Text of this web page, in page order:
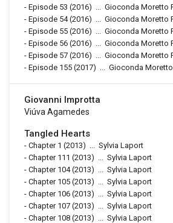
- Episode 53 (2016)
Gioconda Moretto
- Episode 54(2016)
Gioconda Moretto
- Episode 55 (2016)
Gioconda Moretto
- Episode 56 (2016)
Gioconda Moretto
- Episode 57 (2016)
Gioconda Moretto
- Episode 155 (2017) Gioconda
Giovanni Improtta
Viúva Agamedes
Tangled Hearts
- Chapter 1 (2013)
Sylvia Laport
- Chapter 111 (2013)
Sylvia Laport
- Chapter 104(2013)
Sylvia Laport
- Chapter 105 (2013)
Sylvia Laport
- Chapter 106 (2013)
Sylvia Laport
- Chapter 107 (2013)
Sylvia Laport
- Chapter 108 (2013)
Sylvia Laport